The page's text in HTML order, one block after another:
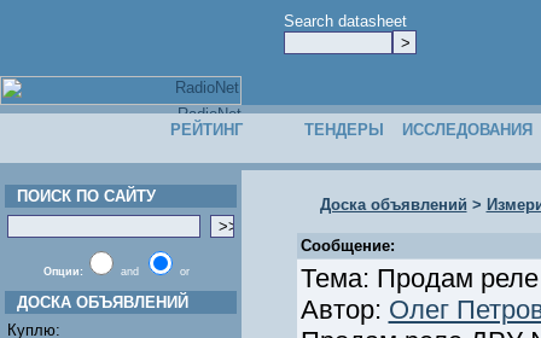
Search datasheet
РЕЙТИНГ ТЕНДЕРЫ ИССЛЕДОВАНИЯ
ПОИСК ПО САЙТУ
Опции: and or
ДОСКА ОБЪЯВЛЕНИЙ
Куплю:
Доска объявлений >
Сообщение:
Тема: Продам
Автор: Олег